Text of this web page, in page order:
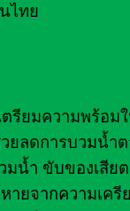
ไทย
ตรียมความพร้อม
ยลดการบวมน้ำ
มน้ำ ขับของเสีย
ายจากความเค